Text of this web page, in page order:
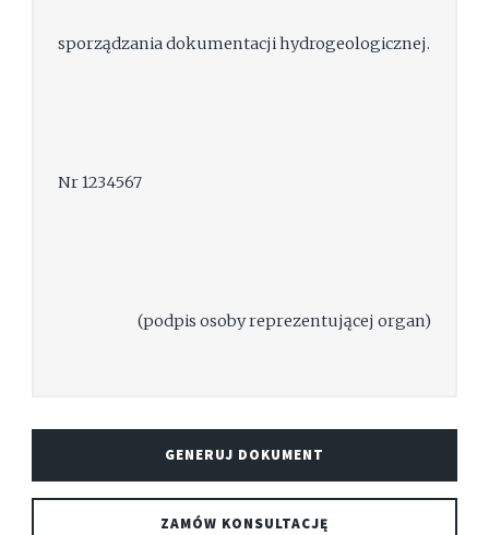
sporządzania dokumentacji hydrogeologicznej.
Nr 1234567
(podpis osoby reprezentującej organ)
GENERUJ DOKUMENT
ZAMÓW KONSULTACJĘ